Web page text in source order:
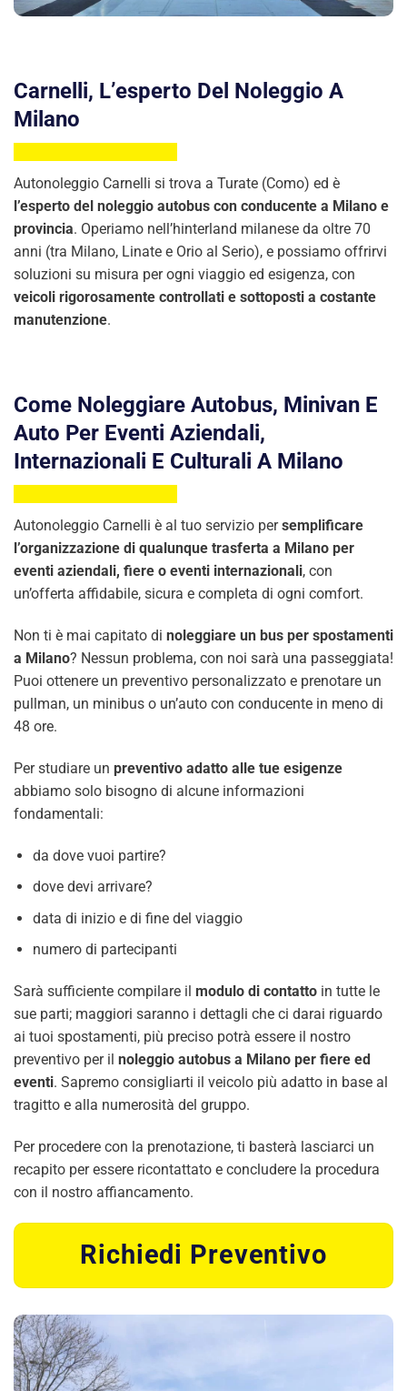
Carnelli, L’esperto Del Noleggio A
Milano
Autonoleggio Carnelli si trova a Turate (Como) ed è
l’esperto del noleggio autobus con conducente a Milano e
provincia. Operiamo nell’hinterland milanese da oltre 70
anni (tra Milano, Linate e Orio al Serio), e possiamo offrirvi
soluzioni su misura per ogni viaggio ed esigenza, con
veicoli rigorosamente controllati e sottoposti a costante
manutenzione.
Come Noleggiare Autobus, Minivan E
Auto Per Eventi Aziendali,
Internazionali E Culturali A Milano
Autonoleggio Carnelli è al tuo servizio persemplificare
l’organizzazione di qualunque trasferta a Milano per
eventi aziendali, fiere o eventi internazionali, con
un’offerta affidabile, sicura e completa di ogni comfort.
Non ti è mai capitato di noleggiare un bus per spostamenti
a Milano? Nessun problema, con noi sarà una passeggiata!
Puoi ottenere un preventivo personalizzato e prenotare un
pullman, un minibus o un’auto con conducente in meno di
48 ore.
Per studiare un preventivo adatto alle tue esigenze
abbiamo solo bisogno di alcune informazioni
fondamentali:
da dove vuoi partire?
dove devi arrivare?
data di inizio e di fine del viaggio
numero di partecipanti
Sarà sufficiente compilare il modulo di contatto in tutte le
sue parti; maggiori saranno i dettagli che ci darai riguardo
ai tuoi spostamenti, più preciso potrà essere il nostro
preventivo per il noleggio autobus a Milano per fiere ed
eventi. Sapremo consigliarti il veicolo più adatto in base al
tragitto e alla numerosità del gruppo.
Per procedere con la prenotazione, ti basterà lasciarci un
recapito per essere ricontattato e concludere la procedura
con il nostro affiancamento.
Richiedi Preventivo